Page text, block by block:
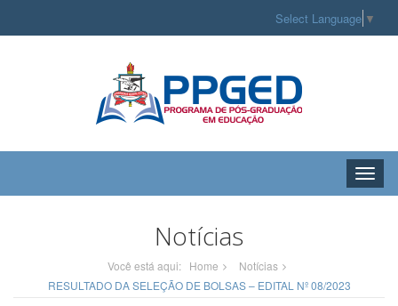
Select Language ▼
Toggle
Notícias
Você está aqui: Home
Notícias
RESULTADO DA SELEÇÃO DE BOLSAS – EDITAL Nº 08/2023